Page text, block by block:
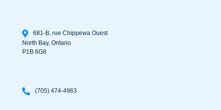
681-B, rue Chippewa Ouest
North Bay, Ontario
P1B 6G8
(705) 474-4963